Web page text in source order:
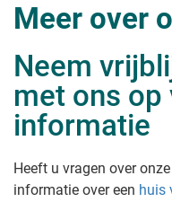
Meer over
Neem
met ons
informatie
Heeft u vragen over
informatie over een huis